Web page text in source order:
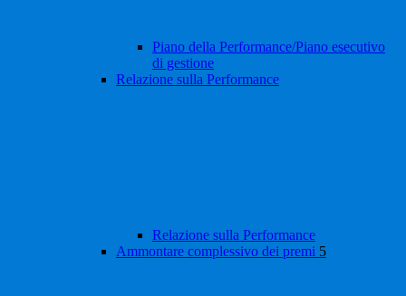
Piano della Performance/Piano esecutivo
di gestione
Relazione sulla Performance
Relazione sulla Performance
Ammontare complessivo dei premi 5